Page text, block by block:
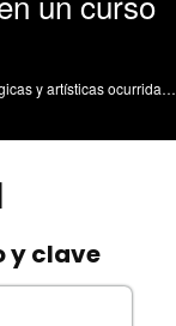
Divulgación de las actividades científicas, tecnológicas y artísticas ocurridas en los tres campus de la UPV